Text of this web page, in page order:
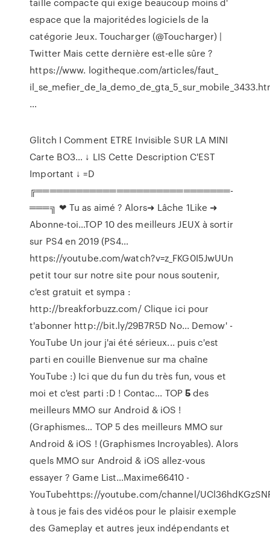
espace que la majoritédes logiciels de la
catégorie Jeux. Toucharger (@Toucharger) |
TwitterMais cette dernière est-elle sûre ?
https://www. logitheque.com/articles/faut_
…
Glitch I Comment ETRE Invisible SUR LA MINI
Carte BO3… ↓ LIS Cette Description C'EST
Important ↓ =D
╔═════════════════════════════­
═══╗ ❤ Tu as aimé ? Alors➜ Lâche 1Like ➜
Abonne-toi…TOP 10 des meilleurs JEUX à sortir
sur PS4 en 2019 (PS4…
https://youtube.com/watch?v=z_FKG0I5JwUUn
petit tour sur notre site pour nous soutenir,
c'est gratuit et sympa :
http://breakforbuzz.com/ Clique ici pour
t'abonner http://bit.ly/29B7R5D No... Demow' -
YouTube Un jour j'ai été sérieux... puis c'est
parti en couille Bienvenue sur ma chaîne
YouTube :) Ici que du fun du très fun, vous et
moi et c'est parti :D ! Contac... TOP5des
meilleurs MMO sur Android & iOS !
(Graphismes… TOP 5 des meilleurs MMO sur
Android & iOS ! (Graphismes Incroyables). Alors
quels MMO sur Android & iOS allez-vous
essayer ? Game List…Maxime66410 -
YouTubehttps://youtube.com/channel/
à tous je fais des vidéos pour le plaisir exemple
des Gameplay et autres jeux indépendants et